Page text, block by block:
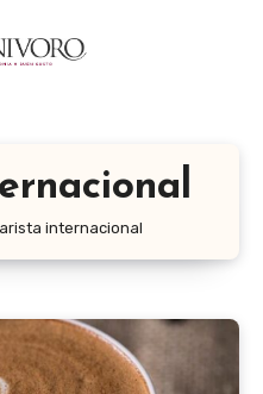
internacional